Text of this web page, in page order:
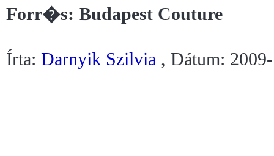
Forr�s: Budapest Couture
Írta: Darnyik Szilvia , Dátum: